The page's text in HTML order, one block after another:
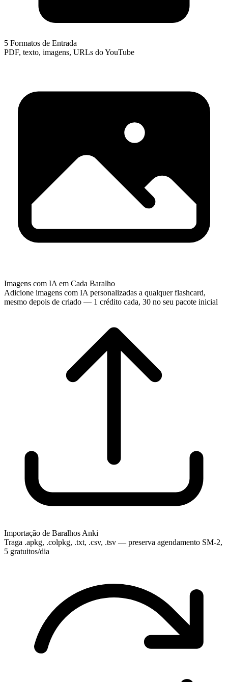
5 Formatos de Entrada
PDF, texto, imagens, URLs do YouTube
Imagens com IA em Cada Baralho
Adicione imagens com IA personalizadas a qualquer flashcard,
mesmo depois de criado — 1 crédito cada, 30 no seu pacote inicial
Importação de Baralhos Anki
Traga .apkg, .colpkg, .txt, .csv, .tsv — preserva agendamento SM-2,
5 gratuitos/dia